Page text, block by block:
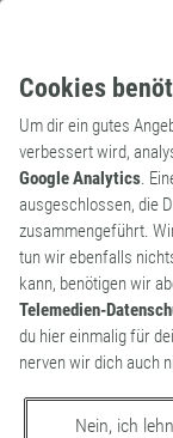
Cookies
Um dir ein gutes
verbessert wird,
Google Analytics.
ausgeschlossen, die
zusammengeführt.
tun wir ebenfalls
kann, benötigen wir
Telemedien-
du hier einmalig für
nerven wir dich auch
Nein, ich
Substantiv
Unflätigkeit,
cochon (frz.